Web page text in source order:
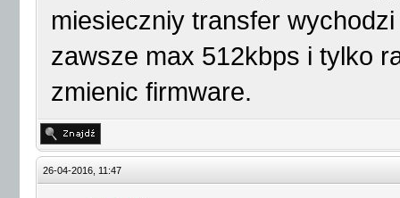
miesieczniy transfer
zawsze max 512kbps i tylko
zmienic firmware.
26-04-2016, 11:47